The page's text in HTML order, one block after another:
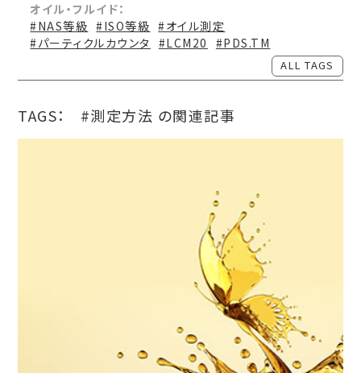
オイル・フルイド：
#NAS等級 #ISO等級 #オイル測定
#パーティクルカウンタ
#LCM20 #PDS.TM
ALL TAGS
TAGS： #測定方法 の関連記事